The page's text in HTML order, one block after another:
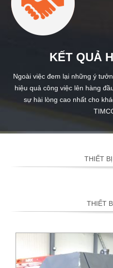
KẾT QUẢ
Ngoài việc đem lại những ý
hiệu quả công việc lên hàng
sự hài lòng cao nhất cho
THIẾT
THIẾT